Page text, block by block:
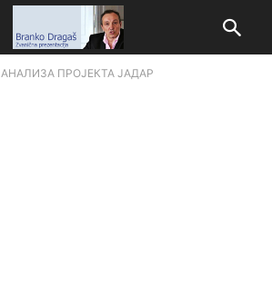
АНАЛИЗА ПРОЈЕКТА ЈАДАР